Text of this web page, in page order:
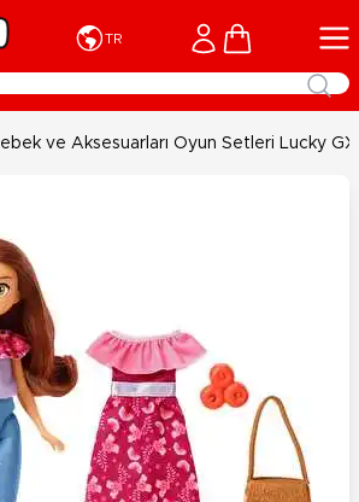
TR Cart
ve Aksesuarları Oyun Setleri Lucky